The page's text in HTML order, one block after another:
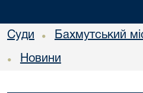
Суди • Бахмутський
• Новини